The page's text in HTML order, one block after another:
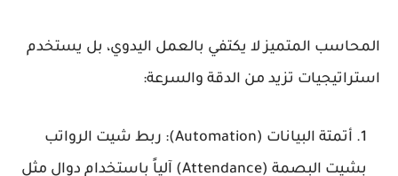
المحاسب المتميز لا يكتفي بالعمل اليدوي، بل يستخدم
استراتيجيات تزيد من الدقة والسرعة:
أتمتة البيانات (Automation):
ربط شيت الرواتب
بشيت البصمة (Attendance)
آلياً باستخدام دوال مثل